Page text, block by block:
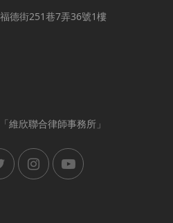
德街251巷7弄36號1樓
維欣聯合律師事務所」